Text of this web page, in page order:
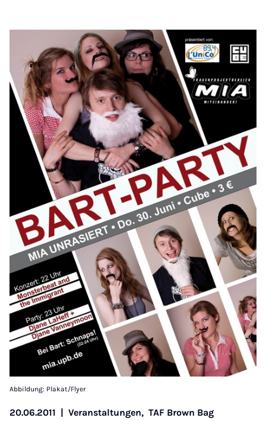
Abbildung: Plakat/Flyer
20.06.2011 | Veranstaltungen, TAF Brown Bag